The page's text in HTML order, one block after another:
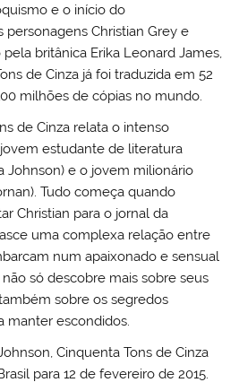
e o início do
Christian Grey e
britânica Erika Leonard James,
de Cinza já foi traduzida em 52
milhões de cópias no mundo.
de Cinza relata o intenso
estudante de literatura
Johnson) e o jovem milionário
Tudo começa quando
Christian para o jornal da
uma complexa relação entre
num apaixonado e sensual
só descobre mais sobre seus
sobre os segredos
manter escondidos.
Cinquenta Tons de Cinza
para 12 de fevereiro de 2015.